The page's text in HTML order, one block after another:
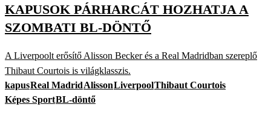
KAPUSOK PÁRHARCÁT HOZHATJA A
SZOMBATI BL-DÖNTŐ
A Liverpoolt erősítő Alisson Becker és a Real Madridban szereplő
Thibaut Courtois is világklasszis.
kapusReal MadridAlissonLiverpoolThibaut Courtois
Képes SportBL-döntő